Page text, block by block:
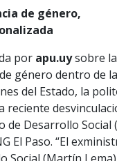
de género,
por apu.uysobre la
género dentro de
del Estado, la
reciente
de Desarrollo Social
El Paso. “El